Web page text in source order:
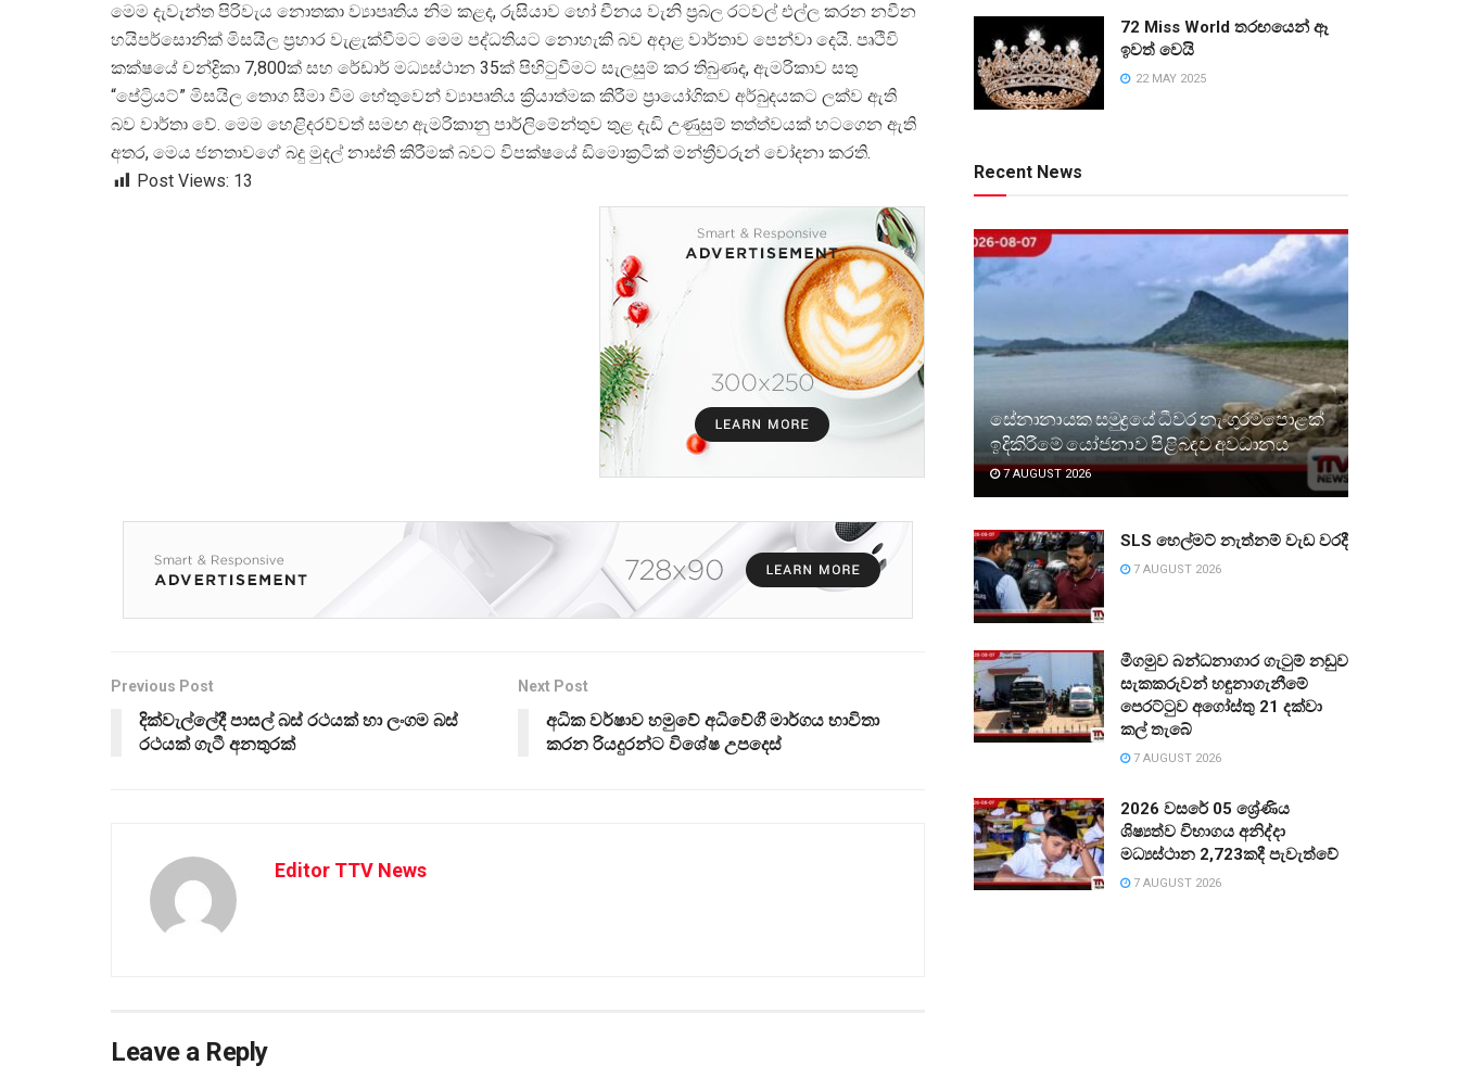
මෙම දැවැන්ත පිරිවැය නොතකා ව්යාපෘතිය නිම කළද, රුසියාව හෝ චීනය වැනි ප්රබල රටවල් එල්ල කරන නවීන
හයිපර්සොනික් මිසයිල ප්රහාර වැළැක්වීමට මෙම පද්ධතියට නොහැකි බව අදාළ වාර්තාව පෙන්වා දෙයි. පෘථිවි
කක්ෂයේ චන්ද්රිකා 7,800ක් සහ රේඩාර් මධ්යස්ථාන 35ක් පිහිටුවීමට සැලසුම් කර තිබුණද, ඇමරිකාව සතු
“පේට්රියට්” මිසයිල තොග සීමා වීම හේතුවෙන් ව්යාපෘතිය ක්රියාත්මක කිරීම ප්රායෝගිකව අර්බුදයකට ලක්ව ඇති
බව වාර්තා වේ. මෙම හෙළිදරව්වත් සමඟ ඇමරිකානු පාර්ලිමේන්තුව තුළ දැඩි උණුසුම් තත්ත්වයක් හටගෙන ඇති
අතර, මෙය ජනතාවගේ බදු මුදල් නාස්ති කිරීමක් බවට විපක්ෂයේ ඩිමොක්රටික් මන්ත්රීවරුන් චෝදනා කරති.
Post Views: 13
Previous Post
දික්වැල්ලේදී පාසල් බස් රථයක් හා ලංගම බස්
රථයක් ගැටී අනතුරක්
Next Post
අධික වර්ෂාව හමුවේ අධිවේගී මාර්ගය භාවිතා
කරන රියදුරන්ට විශේෂ උපදෙස්
Editor TTV News
Leave a Reply
72 Miss World තරඟයෙන් ඈ
ඉවත් වෙයි
22 MAY 2025
Recent News
සේනානායක සමුද්‍රයේ ධීවර නැංගුරම්පොළක්
ඉදිකිරීමේ යෝජනාව පිළිබඳව අවධානය
7 AUGUST 2026
SLS හෙල්මට් නැත්නම් වැඩ වරදී
7 AUGUST 2026
මීගමුව බන්ධනාගාර ගැටුම් නඩුව
සැකකරුවන් හඳුනාගැනීමේ
පෙරට්ටුව අගෝස්තු 21 දක්වා
කල් තැබේ
7 AUGUST 2026
2026 වසරේ 05 ශ්‍රේණිය
ශිෂ්‍යත්ව විභාගය අනිද්දා
මධ්‍යස්ථාන 2,723කදී පැවැත්වේ
7 AUGUST 2026